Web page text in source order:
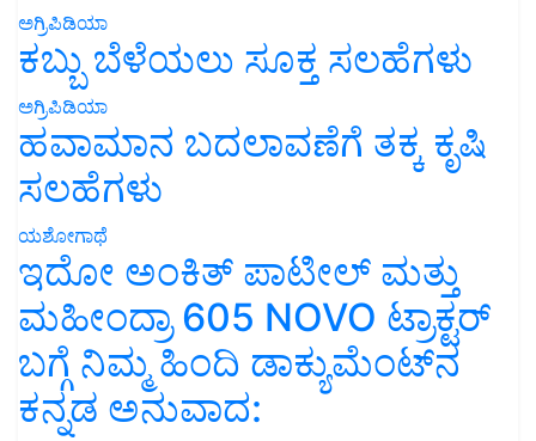
ಅಗ್ರಿಪಿಡಿಯಾ
ಕಬ್ಬು ಬೆಳೆಯಲು ಸೂಕ್ತ ಸಲಹೆಗಳು
ಅಗ್ರಿಪಿಡಿಯಾ
ಹವಾಮಾನ ಬದಲಾವಣೆಗೆ ತಕ್ಕ ಕೃಷಿ
ಸಲಹೆಗಳು
ಯಶೋಗಾಥೆ
ಇದೋ ಅಂಕಿತ್ ಪಾಟೀಲ್ ಮತ್ತು
ಮಹೀಂದ್ರಾ 605 NOVO ಟ್ರಾಕ್ಟರ್
ಬಗ್ಗೆ ನಿಮ್ಮ ಹಿಂದಿ ಡಾಕ್ಯುಮೆಂಟ್‌ನ
ಕನ್ನಡ ಅನುವಾದ: